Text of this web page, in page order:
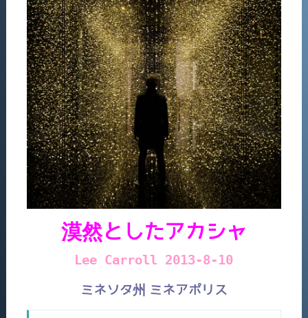
漠然としたアカシャ
Lee Carroll 2013-8-10
ミネソタ州 ミネアポリス